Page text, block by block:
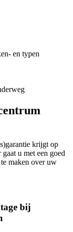
en typen
krijgt op
u met een goed
maken over uw
bij